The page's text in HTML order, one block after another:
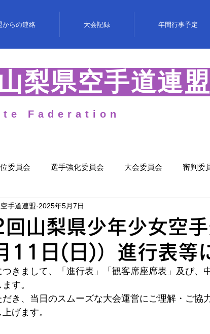
からの連絡 大会記録 年間行事予定
梨県空手道連盟
Faderation
委員会 選手強化委員会 大会委員会 審判委
山梨県少年少女空
11日(日)）進行表等
手道連盟 2025年5月7日
きまして、「進行表」「観客席座席表」及び、
す。
だき、当日のスムーズな大会運営にご理解・ご協
げます。